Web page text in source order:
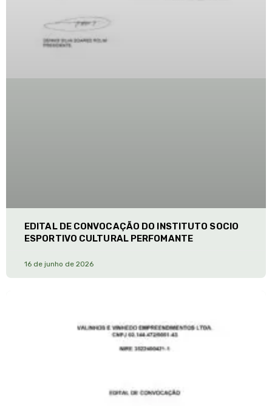
EDITAL DE CONVOCAÇÃO DO INSTITUTO SOCIO
ESPORTIVO CULTURAL PERFOMANTE
16 de junho de 2026